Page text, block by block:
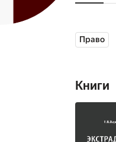
Право
Книги